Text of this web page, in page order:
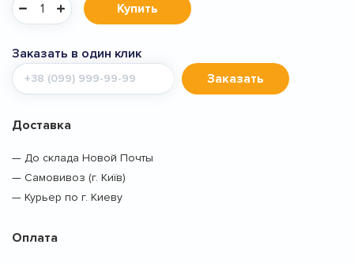
Купить
Заказать в один клик
Мобильный
телефон
Заказать
Доставка
— До склада Новой Почты
— Самовивоз (г. Київ)
— Курьер по г. Киеву
Оплата